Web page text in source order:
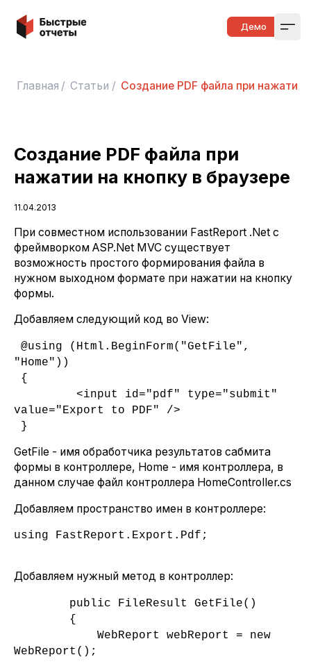
Быстрые отчеты Демо
Главная / Статьи / Создание PDF файла при нажатии
Создание PDF файла при
нажатии на кнопку в браузере
11.04.2013
При совместном использовании FastReport .Net с
фреймворком ASP.Net MVC существует
возможность простого формирования файла в
нужном выходном формате при нажатии на кнопку
формы.
Добавляем следующий код во View:
@using (Html.BeginForm("GetFile",
"Home"))
{
<input id="pdf" type="submit"
value="Export to PDF" />
}
GetFile - имя обработчика результатов сабмита
формы в контроллере, Home - имя контроллера, в
данном случае файл контроллера HomeController.cs
Добавляем пространство имен в контроллере:
using FastReport.Export.Pdf;
Добавляем нужный метод в контроллер:
public FileResult GetFile()
{
WebReport webReport = new
WebReport();